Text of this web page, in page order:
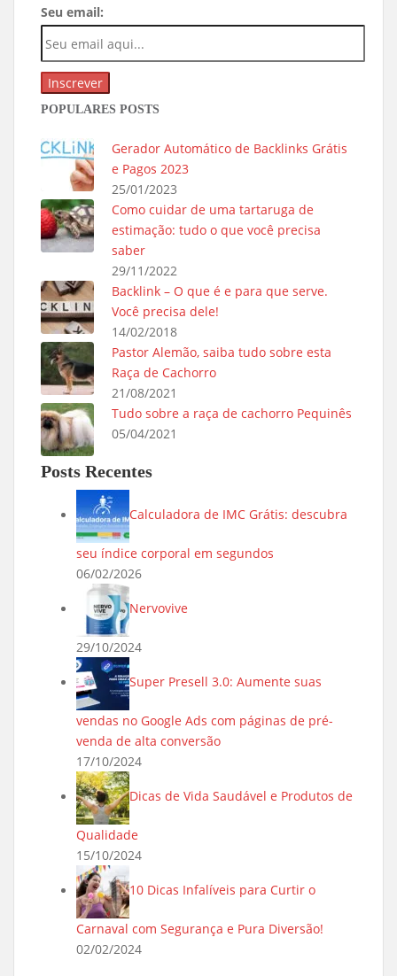
Seu email:
POPULARES POSTS
Gerador Automático de Backlinks Grátis
e Pagos 2023
25/01/2023
Como cuidar de uma tartaruga de
estimação: tudo o que você precisa
saber
29/11/2022
Backlink – O que é e para que serve.
Você precisa dele!
14/02/2018
Pastor Alemão, saiba tudo sobre esta
Raça de Cachorro
21/08/2021
Tudo sobre a raça de cachorro Pequinês
05/04/2021
Posts Recentes
Calculadora de IMC Grátis: descubra
seu índice corporal em segundos
06/02/2026
Nervovive
29/10/2024
Super Presell 3.0: Aumente suas
vendas no Google Ads com páginas de pré-
venda de alta conversão
17/10/2024
Dicas de Vida Saudável e Produtos de
Qualidade
15/10/2024
10 Dicas Infalíveis para Curtir o
Carnaval com Segurança e Pura Diversão!
02/02/2024